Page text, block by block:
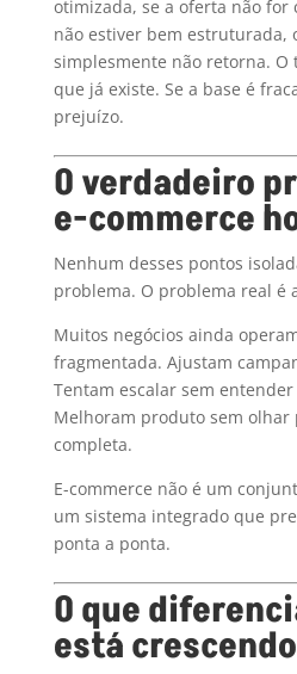
otimizada, se a oferta não for
não estiver bem estruturada,
simplesmente não retorna. O
que já existe. Se a base é
prejuízo.
O verdadeiro
e-commerce
Nenhum desses pontos
problema. O problema real é
Muitos negócios ainda
fragmentada. Ajustam
Tentam escalar sem
Melhoram produto sem olhar
completa.
E-commerce não é um
um sistema integrado que
ponta a ponta.
O que
está crescendo